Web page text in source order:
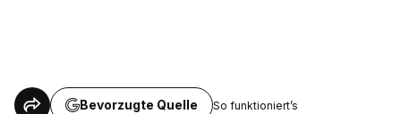
Bevorzugte Quelle So funktioniert’s